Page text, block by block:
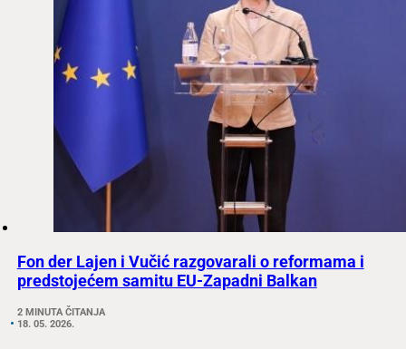
Fon der Lajen i Vučić razgovarali o reformama i
predstojećem samitu EU-Zapadni Balkan
2 MINUTA ČITANJA
18. 05. 2026.